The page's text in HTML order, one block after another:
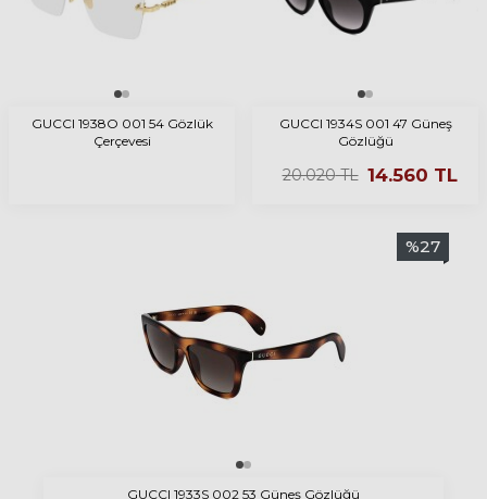
GUCCI 1938O 001 54 Gözlük
Çerçevesi
GUCCI 1934S 001 47 Güneş
Gözlüğü
20.020TL 14.560 TL
%27
GUCCI 1933S 002 53 Güneş Gözlüğü